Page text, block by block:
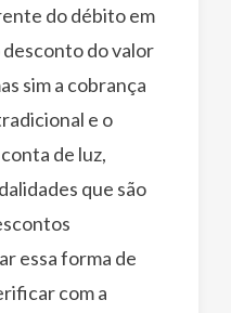
do débito em
do valor
sim a cobrança
e o
de luz,
que são
essa forma de
com a